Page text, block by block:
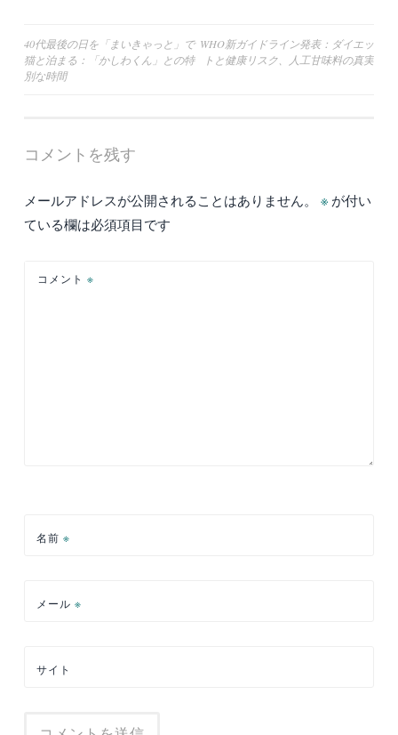
投
稿
ゲ
シ
ョ
40代最後の日を「まいきゃっと」で
猫と泊まる：「かしわくん」との特
別な時間
WHO新ガイドライン発表：ダイエッ
トと健康リスク、人工甘味料の真実
コメントを残す
メールアドレスが公開されることはありません。 ※ が付い
ている欄は必須項目です
コメント ※
名前 ※
メール ※
サイト